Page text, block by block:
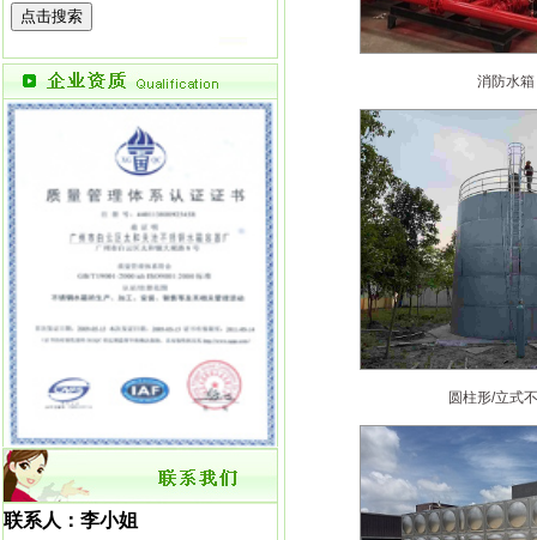
联系人：李小姐
消防水
圆柱形/立式